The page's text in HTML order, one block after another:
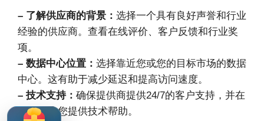
– 了解供应商的背景： 选择一个具有良好声誉和行业
经验的供应商。查看在线评价、客户反馈和行业奖
项。
– 数据中心位置： 选择靠近您或您的目标市场的数据
中心。这有助于减少延迟和提高访问速度。
– 技术支持： 确保提供商提供24/7的客户支持，并在
需要时为您提供技术帮助。